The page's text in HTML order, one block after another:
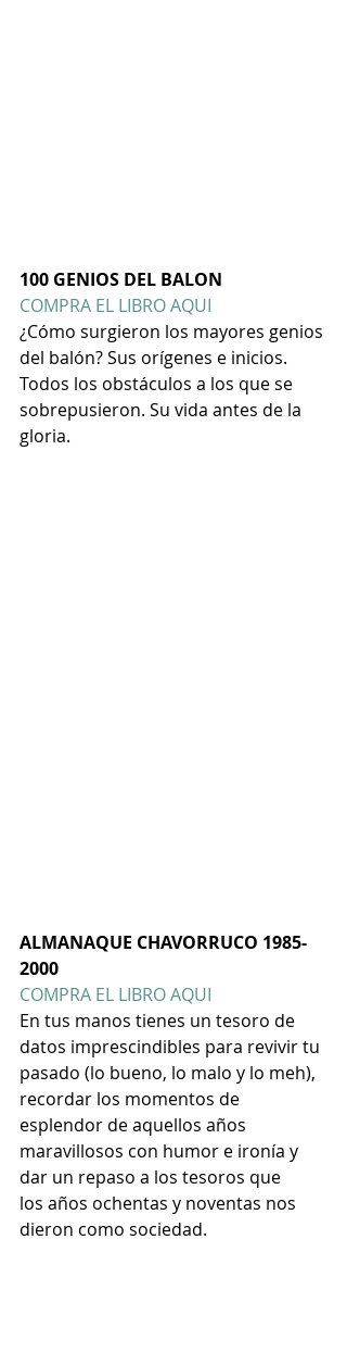
100 GENIOS DEL BALON
COMPRA EL LIBRO AQUI
¿Cómo surgieron los mayores genios
del balón?Sus orígenes e inicios.
Todos los obstáculos a los que se
sobrepusieron. Su vida antes de la
gloria.
ALMANAQUE CHAVORRUCO 1985-
2000
COMPRA EL LIBRO AQUI
En tus manos tienes un tesoro de
datos imprescindibles para revivir tu
pasado (lo bueno, lo malo y lo meh),
recordar los momentos de
esplendor de aquellos años
maravillosos con humor e ironía y
dar un repaso a los tesoros que
los años ochentas y noventas nos
dieron como sociedad.